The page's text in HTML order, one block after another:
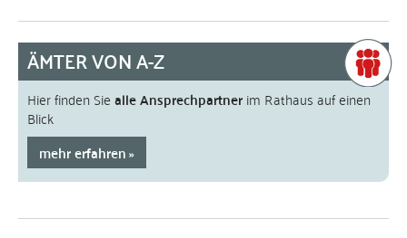
ÄMTER VON A-Z
Hier finden Siealle Ansprechpartnerim Rathaus auf einen
Blick
mehr erfahren